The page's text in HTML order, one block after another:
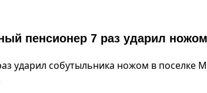
пенсионер 7 раз ударил
ударил собутыльника ножом в поселке